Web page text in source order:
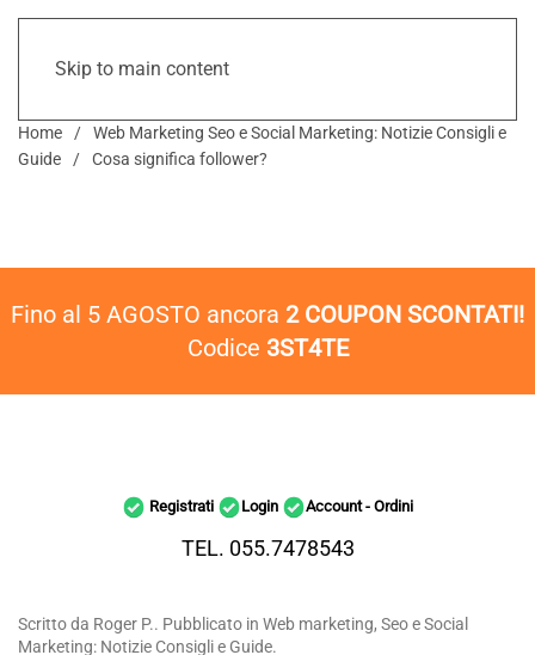
Skip to main content
Home
Web Marketing Seo e Social Marketing: Notizie Consigli e
Guide
Cosa significa follower?
Fino al 5 AGOSTO ancora 2 COUPON SCONTATI!
Codice 3ST4TE
Registrati Login Account - Ordini
TEL. 055.7478543
Scritto da Roger P.. Pubblicato in Web marketing, Seo e Social
Marketing: Notizie Consigli e Guide.